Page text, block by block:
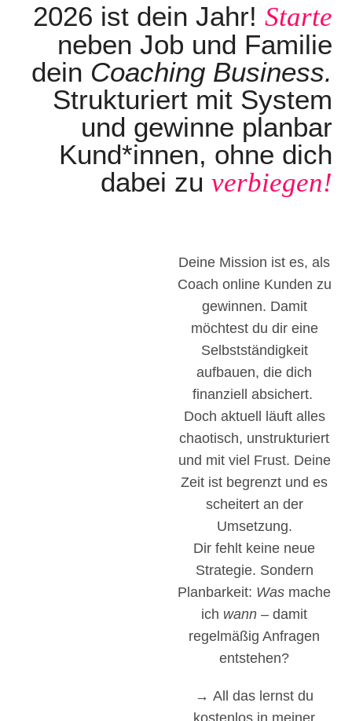
2026 ist dein Jahr! Starte
neben Job und Familie
dein Coaching Business.
Strukturiert mit System
und gewinne planbar
Kund*innen, ohne dich
dabei zu verbiegen!
Deine Mission ist es, als
Coach online Kunden zu
gewinnen. Damit
möchtest du dir eine
Selbstständigkeit
aufbauen, die dich
finanziell absichert.
Doch aktuell läuft alles
chaotisch, unstrukturiert
und mit viel Frust. Deine
Zeit ist begrenzt und es
scheitert an der
Umsetzung.
Dir fehlt keine neue
Strategie. Sondern
Planbarkeit: Was mache
ich wann – damit
regelmäßig Anfragen
entstehen?
→ All das lernst du